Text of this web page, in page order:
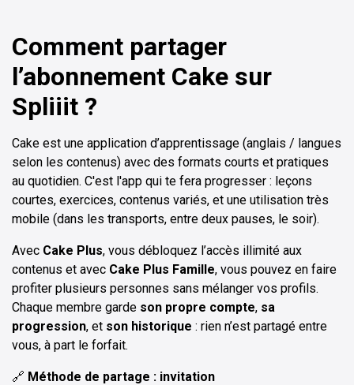
Comment partager
l’abonnement Cake sur
Spliiit ?
Cake est une application d’apprentissage (anglais / langues
selon les contenus) avec des formats courts et pratiques
au quotidien. C'est l'app qui te fera progresser : leçons
courtes, exercices, contenus variés, et une utilisation très
mobile (dans les transports, entre deux pauses, le soir).
Avec Cake Plus, vous débloquez l’accès illimité aux
contenus et avec Cake Plus Famille, vous pouvez en faire
profiter plusieurs personnes sans mélanger vos profils.
Chaque membre garde son propre compte, sa
progression, et son historique : rien n’est partagé entre
vous, à part le forfait.
🔗 Méthode de partage : invitation